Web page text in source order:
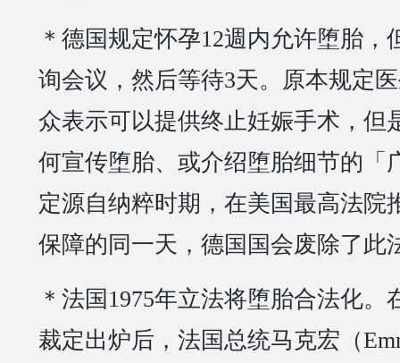
＊德国规定怀孕12週内允许堕胎，
询会议，然后等待3天。原本规定
众表示可以提供终止妊娠手术，但
何宣传堕胎、或介绍堕胎细节的「
定源自纳粹时期，在美国最高法院
保障的同一天，德国国会废除了此
＊法国1975年立法将堕胎合法化。
裁定出炉后，法国总统马克宏（